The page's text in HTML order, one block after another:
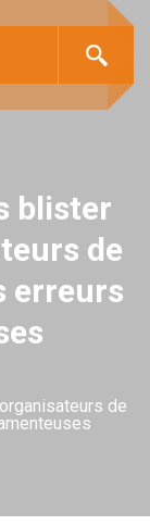
blister
de
erreurs
de